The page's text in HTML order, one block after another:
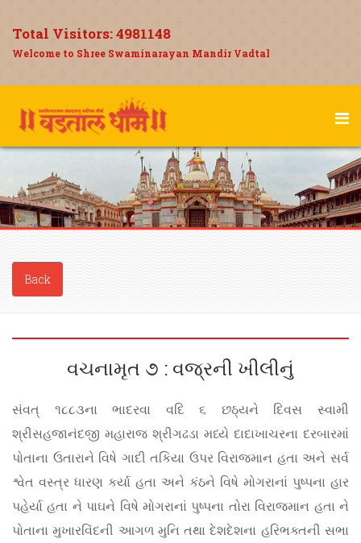
Total Visitors:4981148
Welcome to Shree Swaminarayan Mandir Vadtal
Back
વચનામૃત ૭ : વજ્રની ખીલીનું
સંવત્ ૧૮૮૩ના ભાદરવા વદિ ૬ છઠ્યને દિવસ સ્વામી
શ્રીસહજાનંદજી મહારાજ શ્રીગઢડા મધ્યે દાદાખાચરના દરબારમાં
પોતાના ઉતારાને વિષે ગાદી તકિયા ઉપર વિરાજમાન હતા અને સર્વ
શ્વેત વસ્ત્ર ધારણ કર્યા હતા અને કંઠને વિષે મોગરાનાં પુષ્પના હાર
પહેર્યા હતા ને પાઘને વિષે મોગરાનાં પુષ્પના તોરા વિરાજમાન હતા ને
પોતાના મુખારવિંદની આગળ મુનિ તથા દેશદેશના હરિભક્તની સભા